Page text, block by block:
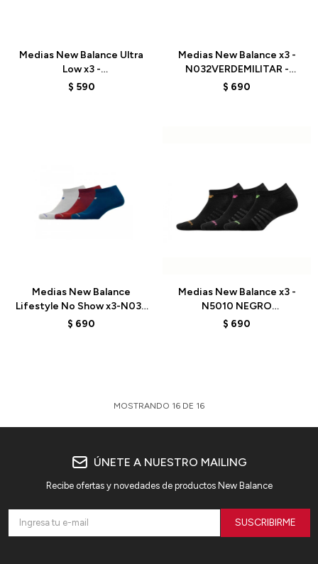
Medias New Balance Ultra
Low x3 -
N200BK300002550 -
$ 590
Medias New Balance x3 -
N032VERDEMILITAR -
VERDE MILITAR
$ 690
Medias New Balance
Lifestyle No Show x3-N032
BORDO AZUL GRIS -
$ 690
Medias New Balance x3 -
N5010 NEGRO
MULTICOLOR - NEGRO
$ 690
MOSTRANDO 16 DE 16
ÚNETE A NUESTRO MAILING
Recibe ofertas y novedades de productos New Balance
SUSCRIBIRME